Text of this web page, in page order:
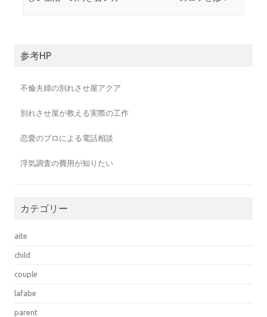
参考HP
不倫夫婦の別れさせ屋アクア
別れさせ屋が教える実際の工作
恋愛のプロによる電話相談
浮気調査の費用が知りたい
カテゴリー
aite
child
couple
lafabe
parent